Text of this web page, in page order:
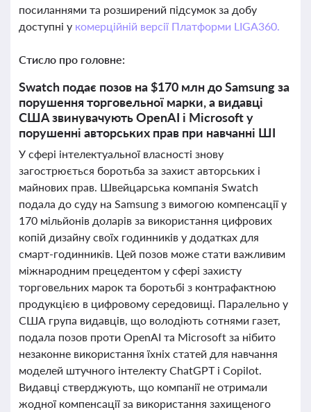
посиланнями та розширений підсумок за добу
доступні у комерційній версії Платформи LIGA360.
Стисло про головне:
Swatch подає позов на $170 млн до Samsung за
порушення торговельної марки, а видавці
США звинувачують OpenAI і Microsoft у
порушенні авторських прав при навчанні ШІ
У сфері інтелектуальної власності знову
загострюється боротьба за захист авторських і
майнових прав. Швейцарська компанія Swatch
подала до суду на Samsung з вимогою компенсації у
170 мільйонів доларів за використання цифрових
копій дизайну своїх годинників у додатках для
смарт-годинників. Цей позов може стати важливим
міжнародним прецедентом у сфері захисту
торговельних марок та боротьбі з контрафактною
продукцією в цифровому середовищі. Паралельно у
США група видавців, що володіють сотнями газет,
подала позов проти OpenAI та Microsoft за нібито
незаконне використання їхніх статей для навчання
моделей штучного інтелекту ChatGPT і Copilot.
Видавці стверджують, що компанії не отримали
жодної компенсації за використання захищеного